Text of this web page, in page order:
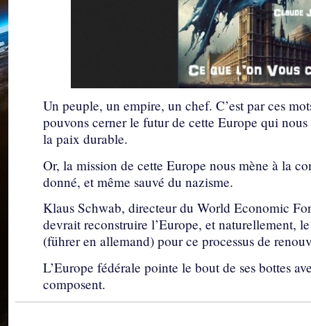
Un peuple, un empire, un chef. C’est par ces
pouvons cerner le futur de cette Europe qui
la paix durable.
Or, la mission de cette Europe nous mène à la
donné, et même sauvé du nazisme.
Klaus Schwab, directeur du World Economic
devrait reconstruire l’Europe, et naturellement,
(führer en allemand) pour ce processus de
L’Europe fédérale pointe le bout de ses bottes
composent.